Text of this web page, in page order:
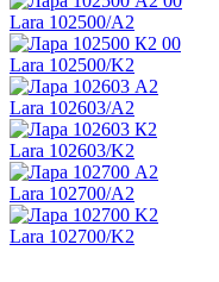
Lara 102500/A2
Lara 102500/K2
Lara 102603/A2
Lara 102603/K2
Lara 102700/A2
Lara 102700/K2